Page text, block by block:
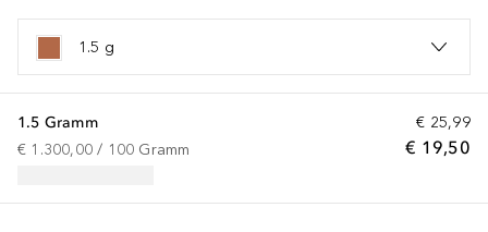
1.5 g
€ 25,99
€ 19,50
1.5 Gramm
€ 1.300,00 / 100 Gramm